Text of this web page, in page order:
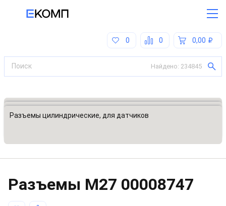
0,00
0
0
Найдено: 234845
Все категории
Разъемы, соединители
Разъемы цилиндрические, для датчиков
Разъeмы M27 00008747